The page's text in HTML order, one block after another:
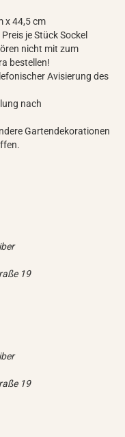
x 44,5 cm
je Stück Sockel
nicht mit zum
bestellen!
Avisierung des
nach
Gartendekorationen
19
19